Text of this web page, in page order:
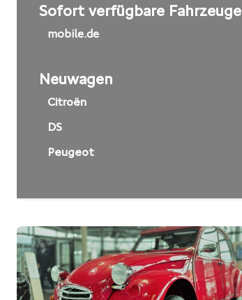
Sofort verfügbare Fahrzeuge
mobile.de
Neuwagen
Citroën
DS
Peugeot